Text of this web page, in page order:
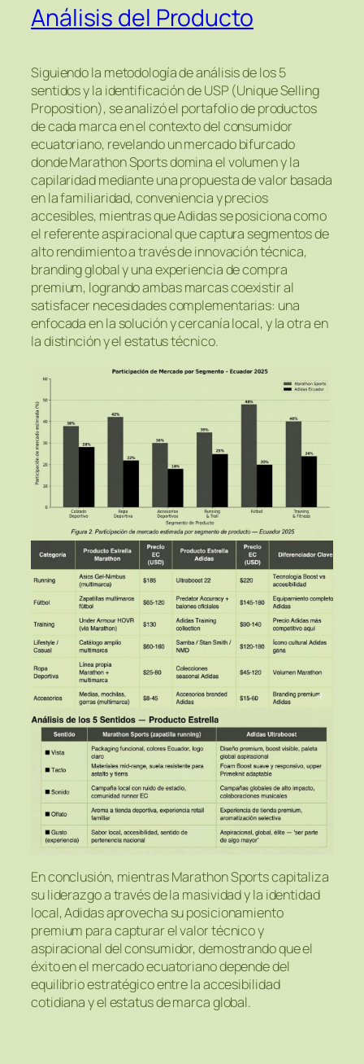
Análisis del Producto
Siguiendo la metodología de análisis de los 5
sentidos y la identificación de USP (Unique Selling
Proposition), se analizó el portafolio de productos
de cada marca en el contexto del consumidor
ecuatoriano, revelando un mercado bifurcado
donde Marathon Sports domina el volumen y la
capilaridad mediante una propuesta de valor basada
en la familiaridad, conveniencia y precios
accesibles, mientras que Adidas se posiciona como
el referente aspiracional que captura segmentos de
alto rendimiento a través de innovación técnica,
branding global y una experiencia de compra
premium, logrando ambas marcas coexistir al
satisfacer necesidades complementarias: una
enfocada en la solución y cercanía local, y la otra en
la distinción y el estatus técnico.
En conclusión, mientras Marathon Sports capitaliza
su liderazgo a través de la masividad y la identidad
local, Adidas aprovecha su posicionamiento
premium para capturar el valor técnico y
aspiracional del consumidor, demostrando que el
éxito en el mercado ecuatoriano depende del
equilibrio estratégico entre la accesibilidad
cotidiana y el estatus de marca global.